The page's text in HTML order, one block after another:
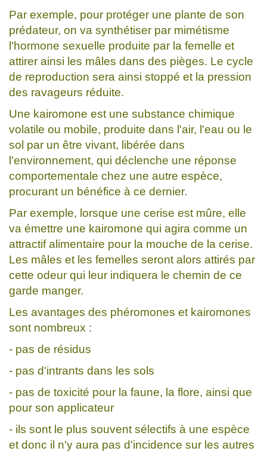
Par exemple, pour protéger une plante de son
prédateur, on va synthétiser par mimétisme
l'hormone sexuelle produite par la femelle et
attirer ainsi les mâles dans des pièges. Le cycle
de reproduction sera ainsi stoppé et la pression
des ravageurs réduite.
Une kairomone est une substance chimique
volatile ou mobile, produite dans l'air, l'eau ou le
sol par un être vivant, libérée dans
l'environnement, qui déclenche une réponse
comportementale chez une autre espèce,
procurant un bénéfice à ce dernier.
Par exemple, lorsque une cerise est mûre, elle
va émettre une kairomone qui agira comme un
attractif alimentaire pour la mouche de la cerise.
Les mâles et les femelles seront alors attirés par
cette odeur qui leur indiquera le chemin de ce
garde manger.
Les avantages des phéromones et kairomones
sont nombreux :
- pas de résidus
- pas d'intrants dans les sols
- pas de toxicité pour la faune, la flore, ainsi que
pour son applicateur
- ils sont le plus souvent sélectifs à une espèce
et donc il n'y aura pas d'incidence sur les autres